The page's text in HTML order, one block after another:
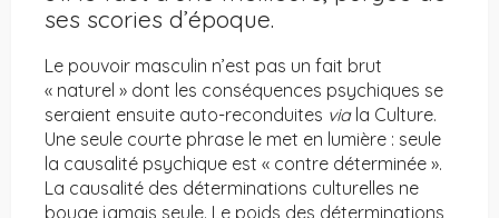
ses scories d’époque.
Le pouvoir masculin n’est pas un fait brut
« naturel » dont les conséquences psychiques se
seraient ensuite auto-reconduites viala Culture.
Une seule courte phrase le met en lumière : seule
la causalité psychique est « contre déterminée ».
La causalité des déterminations culturelles ne
bouge jamais seule. Le poids des déterminations